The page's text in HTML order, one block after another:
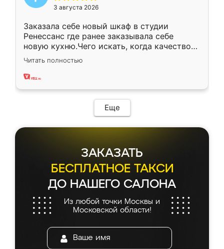
3 августа 2026
Заказала себе новый шкаф в студии
Ренессанс где ранее заказывала себе
новую кухню.Чего искать, когда качеством
вполне довольна. Служит кухня уже почти
два года, нареканий нет.
Читать полностью
Еще
ЗАКАЗАТЬ
БЕСПЛАТНОЕ ТАКСИ
ДО НАШЕГО САЛОНА
Из любой точки Москвы и
Московской области!